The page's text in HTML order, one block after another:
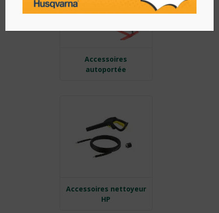
Accessoires
autoportée
Accessoires nettoyeur
HP